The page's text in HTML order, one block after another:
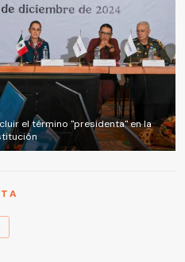
el término "presidenta" en la